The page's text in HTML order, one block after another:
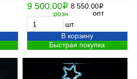
9 500.00i
розн
8 550.00i
опт
шт.
В корзину
Быстрая покупка